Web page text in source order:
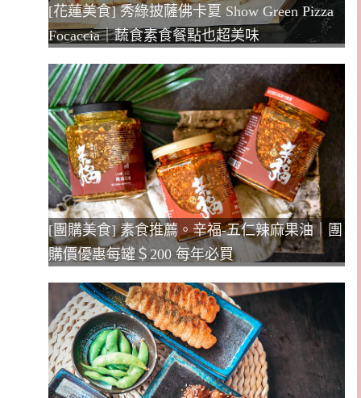
[花蓮美食] 秀綠披薩佛卡夏 Show Green Pizza
Focaccia｜蔬食素食餐點也超美味
[團購美食] 素食推薦。辛福-五仁辣麻果油｜團
購價優惠每罐＄200 每年必買